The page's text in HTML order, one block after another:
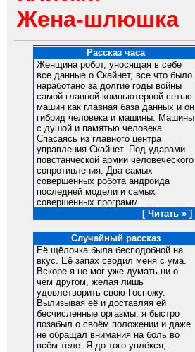
Жена-шлюшка
Рассказ часа
Женщина робот, уносящая в себе
все данные о Скайнет, все что было
наработано за долгие годы войны
самой главной компьютерной сетью
машин как главная база данных и он
гибрид человека и машины. Машины
с душой и памятью человека.
Спасаясь из главного центра
управления Скайнет. Под ударами
повстанческой армии человеческого
сопротивления. Два самых
совершенных робота андроида
последней модели и самых
совершенных программ.
[ Читать » ]
Случайный рассказ
Её щёлочка была бесподобной на
вкус. Её запах сводил меня с ума.
Вскоре я не мог уже думать ни о
чём другом, желая лишь
удовлетворить свою Госпожу.
Вылизывая её и доставляя ей
бесчисленные оргазмы, я быстро
позабыл о своём положении и даже
не обращал внимания на боль во
всём теле. Я до того увлёкся,